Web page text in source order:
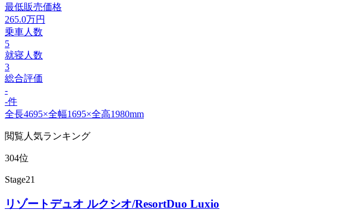
最低販売価格
265.0万円
乗車人数
5
就寝人数
3
総合評価
-
-件
全長4695×全幅1695×全高1980mm
閲覧人気ランキング
304位
Stage21
リゾートデュオ ルクシオ/ResortDuo Luxio